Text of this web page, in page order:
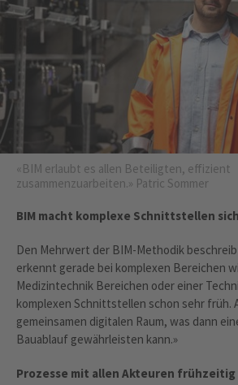
«BIM erlaubt es allen Beteiligten, effizient
zusammenzuarbeiten.» Patric Sommer
BIM macht komplexe Schnittstellen
Den Mehrwert der BIM-Methodik
erkennt gerade bei komplexen Bereichen
Medizintechnik Bereichen oder einer
komplexen Schnittstellen schon sehr früh.
gemeinsamen digitalen Raum, was dann
Bauablauf gewährleisten kann.»
Prozesse mit allen Akteuren